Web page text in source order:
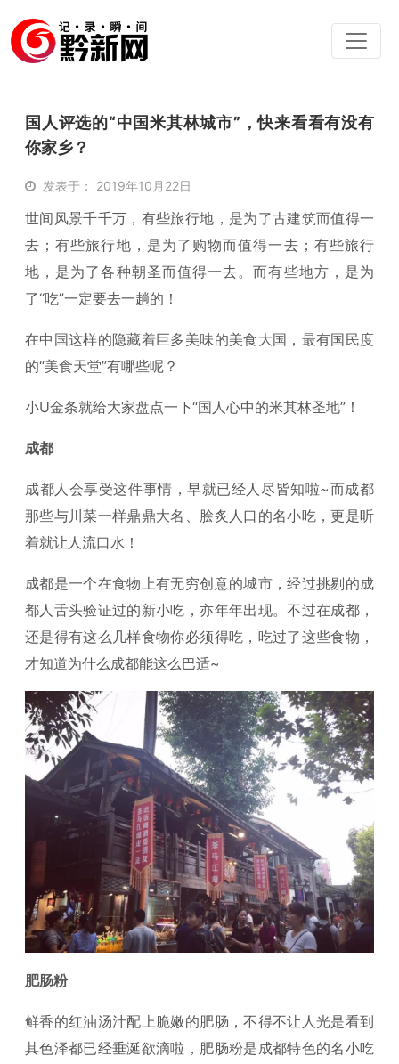
国人评选的“中国米其林城市”，快来看看有没有
你家乡？
发表于： 2019年10月22日
世间风景千千万，有些旅行地，是为了古建筑而值得一
去；有些旅行地，是为了购物而值得一去；有些旅行
地，是为了各种朝圣而值得一去。而有些地方，是为
了“吃”一定要去一趟的！
在中国这样的隐藏着巨多美味的美食大国，最有国民度
的“美食天堂”有哪些呢？
小U金条就给大家盘点一下“国人心中的米其林圣地”！
成都
成都人会享受这件事情，早就已经人尽皆知啦~而成都
那些与川菜一样鼎鼎大名、脍炙人口的名小吃，更是听
着就让人流口水！
成都是一个在食物上有无穷创意的城市，经过挑剔的成
都人舌头验证过的新小吃，亦年年出现。不过在成都，
还是得有这么几样食物你必须得吃，吃过了这些食物，
才知道为什么成都能这么巴适~
肥肠粉
鲜香的红油汤汁配上脆嫩的肥肠，不得不让人光是看到
其色泽都已经垂涎欲滴啦，肥肠粉是成都特色的名小吃